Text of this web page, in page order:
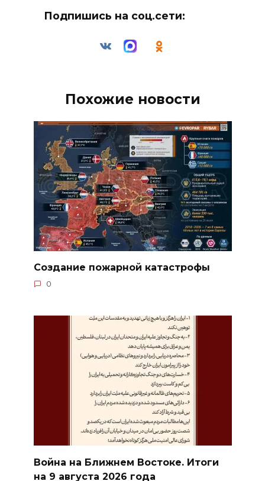
Подпишись на соц.сети:
Похожие новости
Создание пожарной катастрофы
0
Война на Ближнем Востоке. Итоги
на 9 августа 2026 года